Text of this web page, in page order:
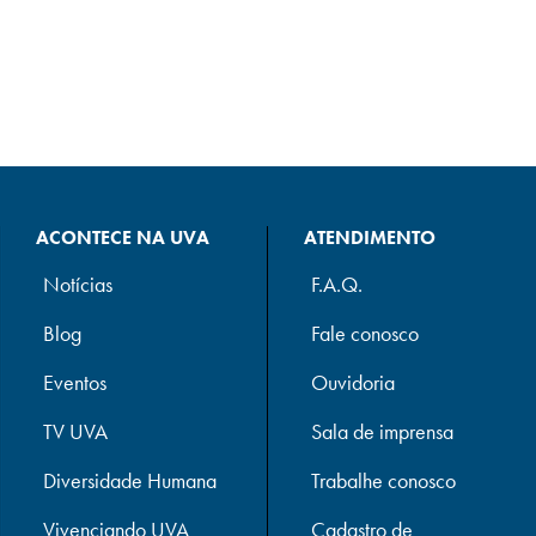
ACONTECE NA UVA
Notícias
Blog
Eventos
TV UVA
Diversidade Humana
Vivenciando UVA
ATENDIMENTO
F.A.Q.
Fale conosco
Ouvidoria
Sala de imprensa
Trabalhe conosco
Cadastro de